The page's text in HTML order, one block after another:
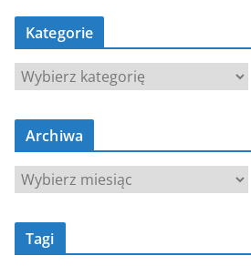
Kategorie
K
t
g
e
Archiwa
A
c
Tagi